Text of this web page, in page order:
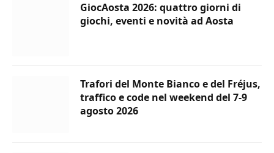
GiocAosta 2026: quattro giorni di
giochi, eventi e novità ad Aosta
Trafori del Monte Bianco e del Fréjus,
traffico e code nel weekend del 7-9
agosto 2026